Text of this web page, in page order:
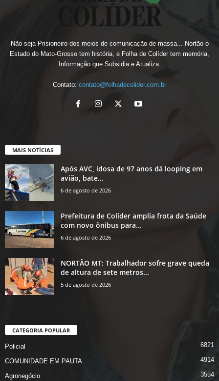
Não seja Prisioneiro dos meios de comunicação de massa... Nortão o
Estado do Mato-Grosso tem história, e Folha de Colíder tem memória,
Informação que Subsidia e Atualiza.
Contato: contato@folhadecolider.com.br
MAIS NOTÍCIAS
Após AVC, idosa de 97 anos dá looping em
avião, bate...
6 de agosto de 2026
Prefeitura de Colíder amplia frota da Saúde
com novo ônibus para...
6 de agosto de 2026
NORTÃO MT: Trabalhador sofre grave queda
de altura de sete metros...
5 de agosto de 2026
CATEGORIA POPULAR
Policial 6821
COMUNIDADE EM PAUTA 4914
Agronegócio 3554